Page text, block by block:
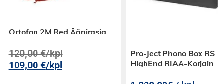
Ortofon 2M Red Äänirasia
120,00€/kpl
109,00 €/kpl
Pro-Ject Phono Box RS
HighEnd RIAA-Korjain